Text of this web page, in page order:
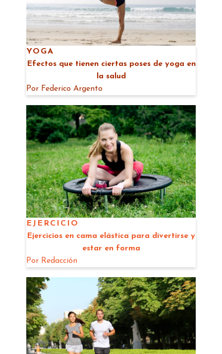
YOGA
Efectos que tienen ciertas poses de yoga en
la salud
Por Federico Argento
EJERCICIO
Ejercicios en cama elástica para divertirse y
estar en forma
Por Redacción